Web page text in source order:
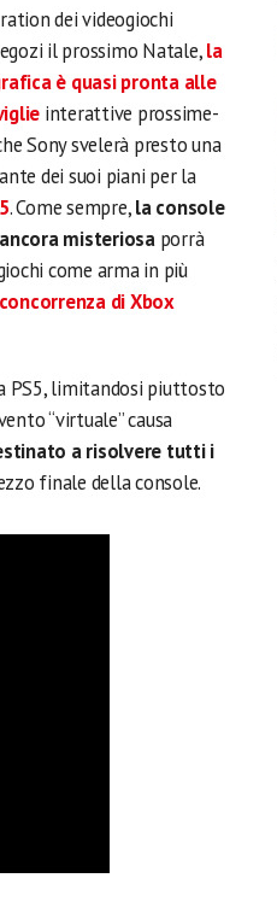
dei videogiochi
il prossimo Natale,la
è quasi pronta alle
interattive prossime-
Sony svelerà presto una
dei suoi piani per la
. Come sempre,la console
misteriosaporrà
come arma in più
concorrenza di Xbox
PS5, limitandosi piuttosto
“virtuale” causa
a risolvere tutti i
finale della console.